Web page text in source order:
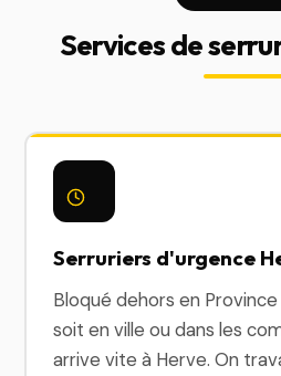
Services de
Serruriers d'urgence
Bloqué dehors en
soit en ville ou dans les
arrive vite à Herve. On